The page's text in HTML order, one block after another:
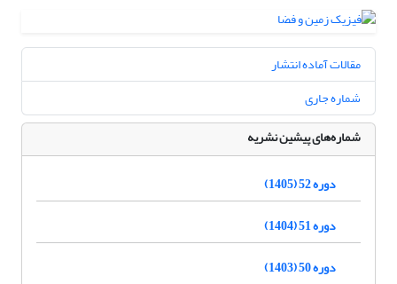
مقالات آماده انتشار
شماره جاری
شماره‌های پیشین نشریه
دوره 52 (1405)
دوره 51 (1404)
دوره 50 (1403)